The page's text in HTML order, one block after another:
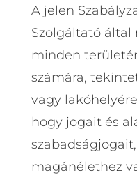
A jelen
Szolgáltató
minden
számára,
vagy
hogy jogait és
magánélethez